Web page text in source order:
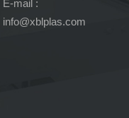
E-mail :
info@xblplas.com